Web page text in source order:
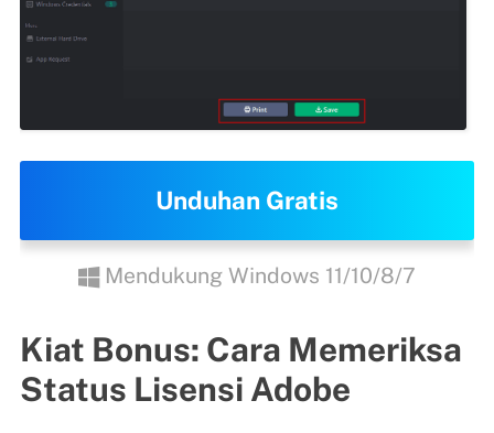
Unduhan Gratis
Mendukung Windows 11/10/8/7
Kiat Bonus: Cara Memeriksa
Status Lisensi Adobe